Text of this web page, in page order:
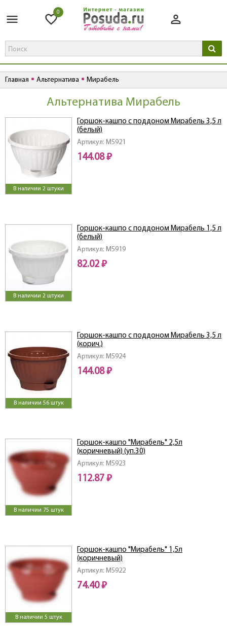
0
Главная Альтернатива Мирабель
Альтернатива Мирабель
В наличии 2 штуки
Артикул: M5921
Горшок-кашпо с поддоном Мирабель 3,5 л
(белый)
144.08 ₽
В наличии 2 штуки
Артикул: M5919
Горшок-кашпо с поддоном Мирабель 1,5 л
(белый)
82.02 ₽
В наличии 56 штук
Артикул: M5924
Горшок-кашпо с поддоном Мирабель 3,5 л
(корич.)
144.08 ₽
В наличии 75 штук
Артикул: M5923
Горшок-кашпо "Мирабель" 2,5л
(коричневый) (уп.30)
112.87 ₽
В наличии 5 штук
Артикул: M5922
Горшок-кашпо "Мирабель" 1,5л
(коричневый)
74.40 ₽